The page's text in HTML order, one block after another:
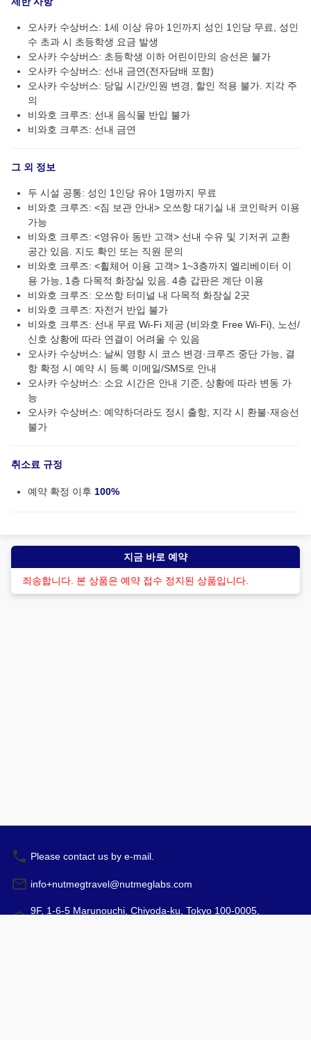
오사카 수상버스: 1세 이상 유아 1인까지 성인 1인당 무료, 성인
수 초과 시 초등학생 요금 발생
오사카 수상버스: 초등학생 이하 어린이만의 승선은 불가
오사카 수상버스: 선내 금연(전자담배 포함)
오사카 수상버스: 당일 시간/인원 변경, 할인 적용 불가. 지각 주
의
비와호 크루즈: 선내 음식물 반입 불가
비와호 크루즈: 선내 금연
그 외 정보
두 시설 공통: 성인 1인당 유아 1명까지 무료
비와호 크루즈: <짐 보관 안내> 오쓰항 대기실 내 코인락커 이용
가능
비와호 크루즈: <영유아 동반 고객> 선내 수유 및 기저귀 교환
공간 있음. 지도 확인 또는 직원 문의
비와호 크루즈: <휠체어 이용 고객> 1~3층까지 엘리베이터 이
용 가능, 1층 다목적 화장실 있음. 4층 갑판은 계단 이용
비와호 크루즈: 오쓰항 터미널 내 다목적 화장실 2곳
비와호 크루즈: 자전거 반입 불가
비와호 크루즈: 선내 무료 Wi-Fi 제공 (비와호 Free Wi-Fi), 노선/
신호 상황에 따라 연결이 어려울 수 있음
오사카 수상버스: 날씨 영향 시 코스 변경·크루즈 중단 가능, 결
항 확정 시 예약 시 등록 이메일/SMS로 안내
오사카 수상버스: 소요 시간은 안내 기준, 상황에 따라 변동 가
능
오사카 수상버스: 예약하더라도 정시 출항, 지각 시 환불·재승선
불가
취소료 규정
예약 확정 이후 100%
지금 바로 예약
죄송합니다. 본 상품은 예약 접수 정지된 상품입니다.
Please contact us by e-mail.
info+nutmegtravel@nutmeglabs.com
9F, 1-6-5 Marunouchi, Chiyoda-ku, Tokyo 100-0005,